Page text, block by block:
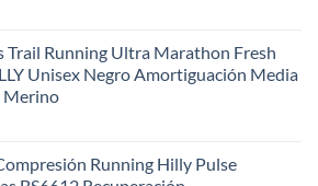
Trail Running Ultra Marathon Fresh
Unisex Negro Amortiguación Media
Merino
Running Hilly Pulse